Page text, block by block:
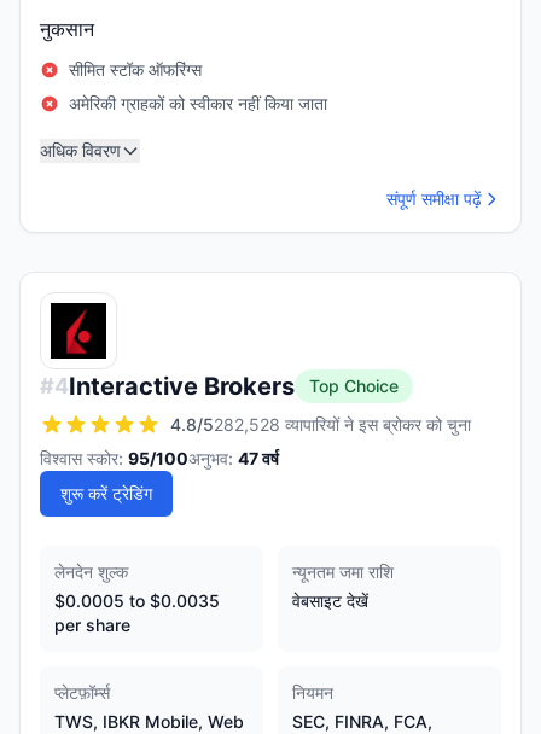
नुकसान
सीमित स्टॉक ऑफरिंग्स
अमेरिकी ग्राहकों को स्वीकार नहीं किया जाता
अधिक विवरण
संपूर्ण समीक्षा पढ़ें
#4Interactive Brokers
Top Choice
4.8/5282,528 व्यापारियों ने इस ब्रोकर को चुना
विश्वास स्कोर: 95/100अनुभव: 47वर्ष
शुरू करें ट्रेडिंग
लेनदेन शुल्क
$0.0005 to $0.0035
per share
न्यूनतम जमा राशि
वेबसाइट देखें
प्लेटफ़ॉर्म्स
TWS, IBKR Mobile, Web
नियमन
SEC, FINRA, FCA,